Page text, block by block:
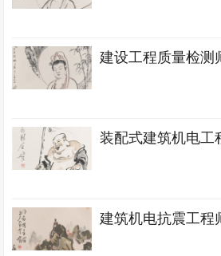
建设工程质量检测
装配式建筑机电工
建筑机电抗震工程